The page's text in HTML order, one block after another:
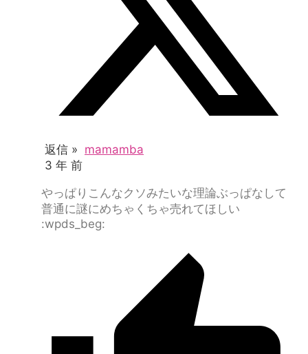
返信 » mamamba
3 年 前
やっぱりこんなクソみたいな理論ぶっぱなして
普通に謎にめちゃくちゃ売れてほしい
:wpds_beg: